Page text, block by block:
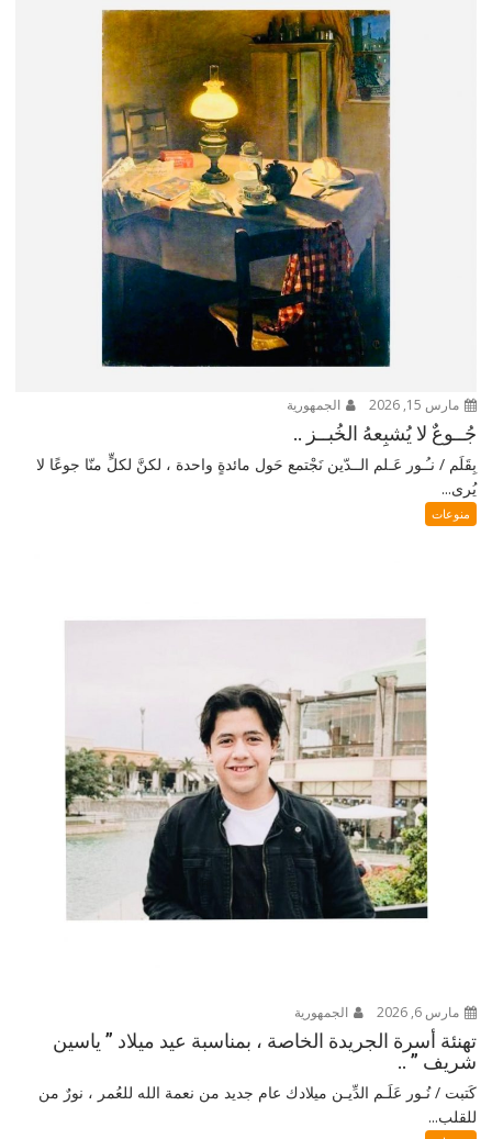
مارس 15, 2026 الجمهورية
جُــوعٌ لا يُشبِعهُ الخُبــز ..
بِقَلَم / نـُـور عَـلم الــدّين نَجْتمع حَول مائدةٍ واحدة ، لكنَّ لكلٍّ منّا جوعًا لا
يُرى...
منوعات
مارس 6, 2026 الجمهورية
تهنئة أسرة الجريدة الخاصة ، بمناسبة عيد ميلاد ” ياسين
شريف ” ..
كَتبت / نُـور عَلَـم الدِّيـن ميلادك عام جديد من نعمة الله للعُمر ، نورٌ من
للقلب...